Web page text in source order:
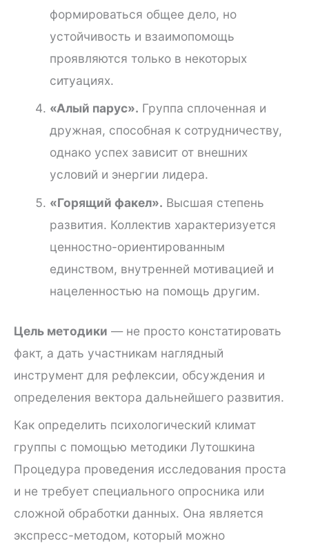
формироваться общее дело, но
устойчивость и взаимопомощь
проявляются только в некоторых
ситуациях.
«Алый парус». Группа сплоченная и
дружная, способная к сотрудничеству,
однако успех зависит от внешних
условий и энергии лидера.
«Горящий факел». Высшая степень
развития. Коллектив характеризуется
ценностно-ориентированным
единством, внутренней мотивацией и
нацеленностью на помощь другим.
Цель методики — не просто констатировать
факт, а дать участникам наглядный
инструмент для рефлексии, обсуждения и
определения вектора дальнейшего развития.
Как определить психологический климат
группы с помощью методики Лутошкина
Процедура проведения исследования проста
и не требует специального опросника или
сложной обработки данных. Она является
экспресс-методом, который можно